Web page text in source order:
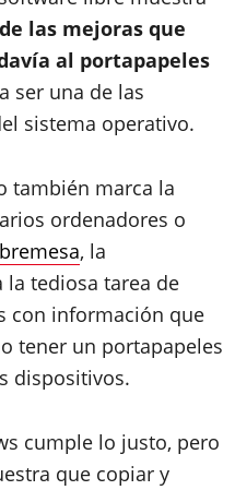
las mejoras que
al portapapeles
ser una de las
sistema operativo.
también marca la
ordenadores o
, la
la tediosa tarea de
con información que
tener un portapapeles
dispositivos.
cumple lo justo, pero
que copiar y